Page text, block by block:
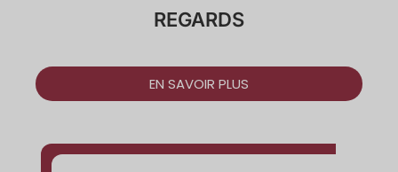
REGARDS
EN SAVOIR PLUS